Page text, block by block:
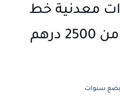
معدنية خط
الجمال ابوظبي من 2500 درهم
بضع سنوات